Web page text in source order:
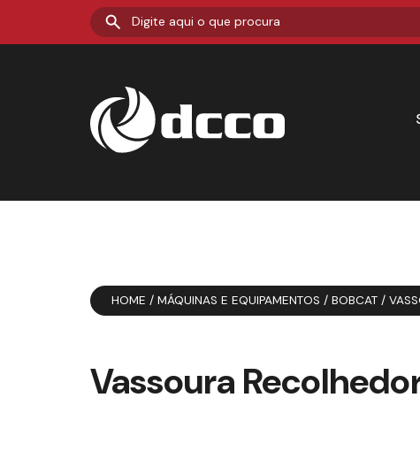
HOME / MÁQUINAS E EQUIPAMENTOS / BOBCAT /
Vassoura